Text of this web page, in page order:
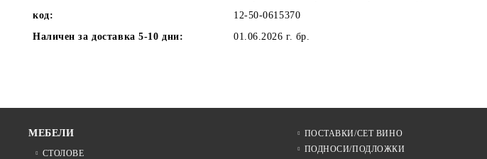
код:
12-50-0615370
Наличен за доставка 5-10 дни:
01.06.2026 г. бр.
МЕБЕЛИ
СТОЛОВЕ
ПОСТАВКИ/СЕТ ВИНО
ПОДНОСИ/ПОДЛОЖКИ